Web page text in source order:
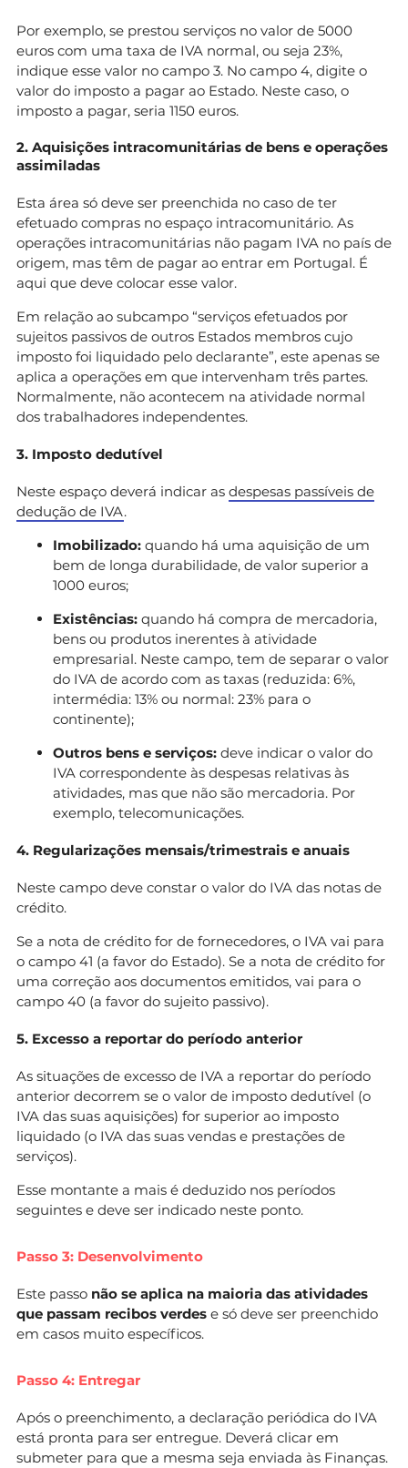
Por exemplo, se prestou serviços no valor de 5000
euros com uma taxa de IVA normal, ou seja 23%,
indique esse valor no campo 3. No campo 4, digite o
valor do imposto a pagar ao Estado. Neste caso, o
imposto a pagar, seria 1150 euros.
2. Aquisições intracomunitárias de bens e operações
assimiladas
Esta área só deve ser preenchida no caso de ter
efetuado compras no espaço intracomunitário. As
operações intracomunitárias não pagam IVA no país de
origem, mas têm de pagar ao entrar em Portugal. É
aqui que deve colocar esse valor.
Em relação ao subcampo “serviços efetuados por
sujeitos passivos de outros Estados membros cujo
imposto foi liquidado pelo declarante”, este apenas se
aplica a operações em que intervenham três partes.
Normalmente, não acontecem na atividade normal
dos trabalhadores independentes.
3. Imposto dedutível
Neste espaço deverá indicar as despesas passíveis de
dedução de IVA.
Imobilizado: quando há uma aquisição de um
bem de longa durabilidade, de valor superior a
1000 euros;
Existências: quando há compra de mercadoria,
bens ou produtos inerentes à atividade
empresarial. Neste campo, tem de separar o valor
do IVA de acordo com as taxas (reduzida: 6%,
intermédia: 13% ou normal: 23% para o
continente);
Outros bens e serviços: deve indicar o valor do
IVA correspondente às despesas relativas às
atividades, mas que não são mercadoria. Por
exemplo, telecomunicações.
4. Regularizações mensais/trimestrais e anuais
Neste campo deve constar o valor do IVA das notas de
crédito.
Se a nota de crédito for de fornecedores, o IVA vai para
o campo 41 (a favor do Estado). Se a nota de crédito for
uma correção aos documentos emitidos, vai para o
campo 40 (a favor do sujeito passivo).
5. Excesso a reportar do período anterior
As situações de excesso de IVA a reportar do período
anterior decorrem se o valor de imposto dedutível (o
IVA das suas aquisições) for superior ao imposto
liquidado (o IVA das suas vendas e prestações de
serviços).
Esse montante a mais é deduzido nos períodos
seguintes e deve ser indicado neste ponto.
Passo 3: Desenvolvimento
Este passo não se aplica na maioria das atividades
que passam recibos verdes e só deve ser preenchido
em casos muito específicos.
Passo 4: Entregar
Após o preenchimento, a declaração periódica do IVA
está pronta para ser entregue. Deverá clicar em
submeter para que a mesma seja enviada às Finanças.